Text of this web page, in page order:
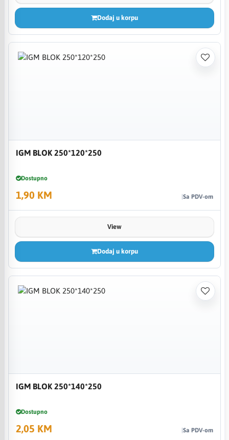
Dodaj u korpu
IGM BLOK 250*120*250
Dostupno
1,90 KM Sa PDV-om
View
Dodaj u korpu
IGM BLOK 250*140*250
Dostupno
2,05 KM Sa PDV-om